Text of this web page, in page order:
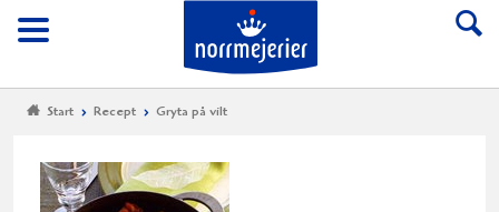
Meny
Till Norrmejerier
Start Recept Gryta på vilt